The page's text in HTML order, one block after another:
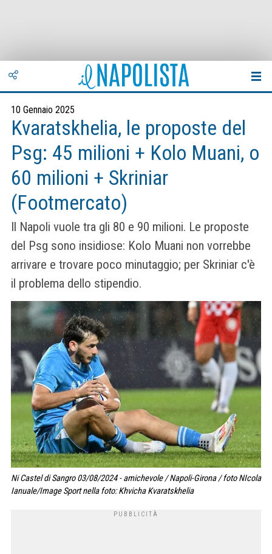
10 Gennaio 2025
Kvaratskhelia, le proposte del
Psg: 45 milioni + Kolo Muani, o
60 milioni + Skriniar
(Footmercato)
Il Napoli vuole tra gli 80 e 90 milioni. Le proposte
del Psg sono insidiose: Kolo Muani non vorrebbe
arrivare e trovare poco minutaggio; per Skriniar c'è
il problema dello stipendio.
Ni Castel di Sangro 03/08/2024 - amichevole / Napoli-Girona / foto NIcola
Ianuale/Image Sport nella foto: Khvicha Kvaratskhelia